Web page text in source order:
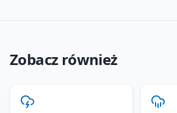
Zobacz również